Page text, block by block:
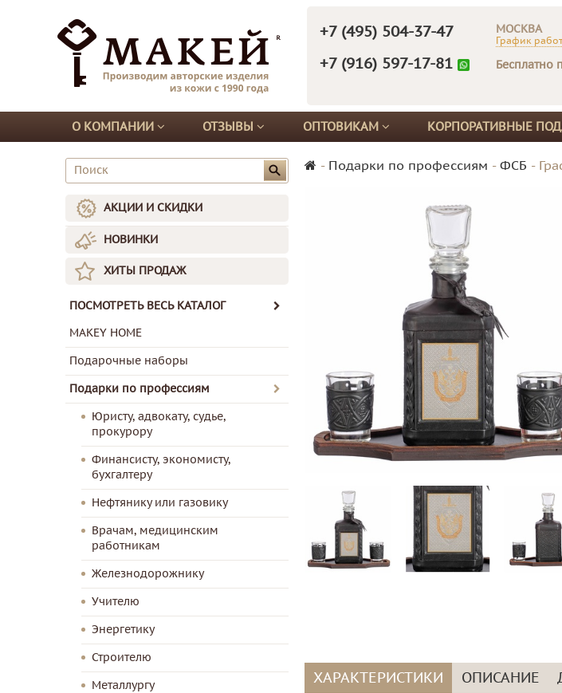
+7 (495) 504-37-47 МОСКВА
График
+7 (916) 597-17-81 Бесплатно
О КОМПАНИИ ОТЗЫВЫ ОПТОВИКАМ КОРПОРАТИВНЫЕ
АКЦИИ И СКИДКИ
НОВИНКИ
ХИТЫ ПРОДАЖ
ПОСМОТРЕТЬ ВЕСЬ КАТАЛОГ
MAKEY HOME
Подарочные наборы
Подарки по профессиям
Юристу, адвокату, судье,
прокурору
Финансисту, экономисту,
бухгалтеру
Нефтянику или газовику
Врачам, медицинским
работникам
Железнодорожнику
Учителю
Энергетику
Строителю
Металлургу
- Подарки по профессиям - ФСБ -
ХАРАКТЕРИСТИКИ ОПИСАНИЕ